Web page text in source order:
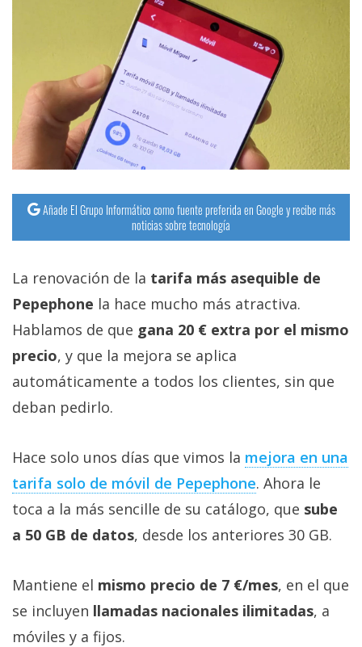
Añade El Grupo Informático como fuente preferida en Google y recibe más
noticias sobre tecnología
La renovación de la tarifa más asequible de
Pepephone la hace mucho más atractiva.
Hablamos de que gana 20 € extra por el mismo
precio, y que la mejora se aplica
automáticamente a todos los clientes, sin que
deban pedirlo.
Hace solo unos días que vimos la mejora en una
tarifa solo de móvil de Pepephone‎. Ahora le
toca a la más sencille de su catálogo, que sube
a 50 GB de datos, desde los anteriores 30 GB.
Mantiene el mismo precio de 7 €/mes, en el que
se incluyen llamadas nacionales ilimitadas, a
móviles y a fijos.